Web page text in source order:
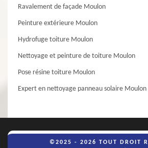
Ravalement de façade Moulon
Peinture extérieure Moulon
Hydrofuge toiture Moulon
Nettoyage et peinture de toiture Moulon
Pose résine toiture Moulon
Expert en nettoyage panneau solaire Moulon
©2025 - 2026 TOUT DROIT